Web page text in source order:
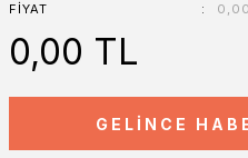
FIYAT
0,00 TL
GELİNCE